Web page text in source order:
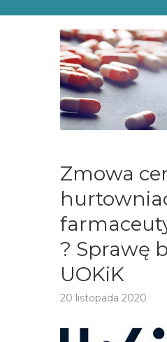
Zmowa
? Sprawę
UOKiK
20 listopada 2020